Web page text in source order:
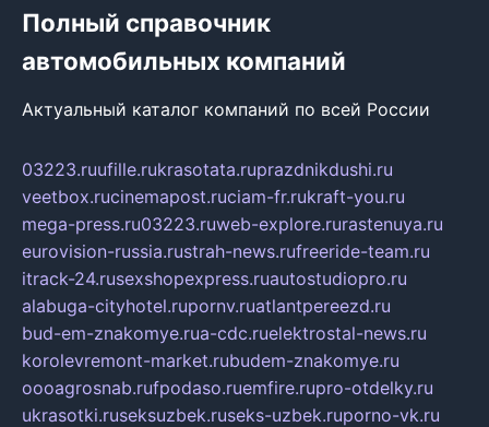
Полный справочник
автомобильных компаний
Актуальный каталог компаний по всей России
03223.ruufille.rukrasotata.ruprazdnikdushi.ru
veetbox.rucinemapost.ruciam-fr.rukraft-you.ru
mega-press.ru03223.ruweb-explore.rurastenuya.ru
eurovision-russia.rustrah-news.rufreeride-team.ru
itrack-24.rusexshopexpress.ruautostudiopro.ru
alabuga-cityhotel.rupornv.ruatlantpereezd.ru
bud-em-znakomye.rua-cdc.ruelektrostal-news.ru
korolevremont-market.rubudem-znakomye.ru
oooagrosnab.rufpodaso.ruemfire.rupro-otdelky.ru
ukrasotki.ruseksuzbek.ruseks-uzbek.ruporno-vk.ru